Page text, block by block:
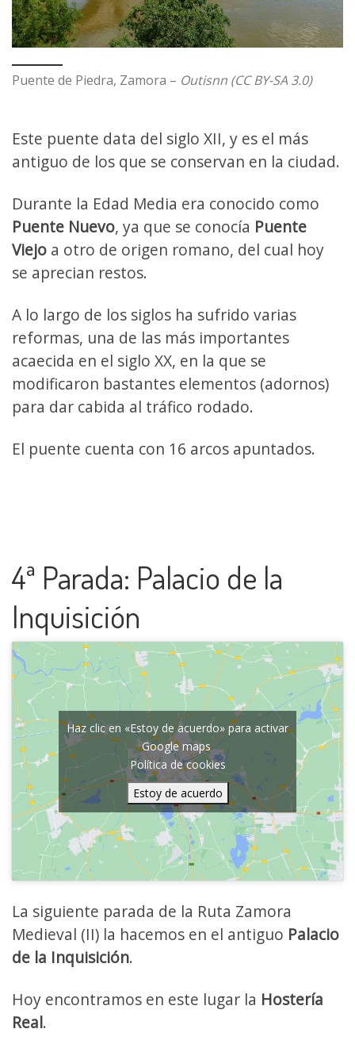
Puente de Piedra, Zamora – Outisnn (CC BY-SA 3.0)
Este puente data del siglo XII, y es el más
antiguo de los que se conservan en la ciudad.
Durante la Edad Media era conocido como
Puente Nuevo, ya que se conocía Puente
Viejo a otro de origen romano, del cual hoy
se aprecian restos.
A lo largo de los siglos ha sufrido varias
reformas, una de las más importantes
acaecida en el siglo XX, en la que se
modificaron bastantes elementos (adornos)
para dar cabida al tráfico rodado.
El puente cuenta con 16 arcos apuntados.
4ª Parada: Palacio de la
Inquisición
Haz clic en «Estoy de acuerdo» para activar
Google maps
Política de cookies
Estoy de acuerdo
La siguiente parada de la Ruta Zamora
Medieval (II) la hacemos en el antiguo Palacio
de la Inquisición.
Hoy encontramos en este lugar la Hostería
Real.